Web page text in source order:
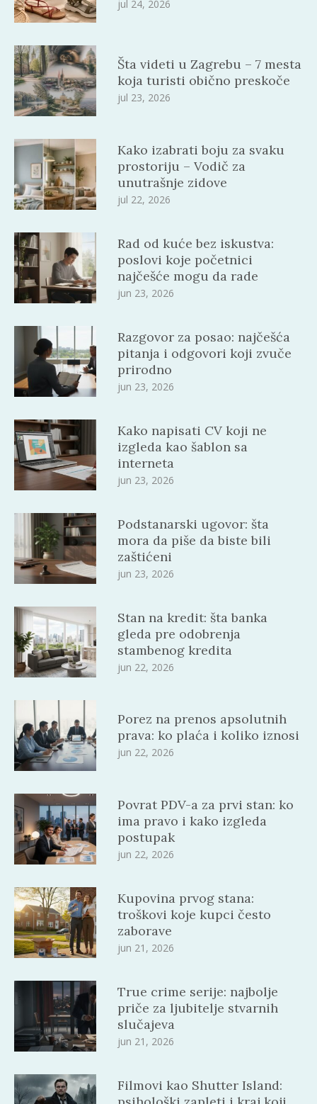
jul 24, 2026
Šta videti u Zagrebu – 7 mesta
koja turisti obično preskoče
jul 23, 2026
Kako izabrati boju za svaku
prostoriju – Vodič za
unutrašnje zidove
jul 22, 2026
Rad od kuće bez iskustva:
poslovi koje početnici
najčešće mogu da rade
jun 23, 2026
Razgovor za posao: najčešća
pitanja i odgovori koji zvuče
prirodno
jun 23, 2026
Kako napisati CV koji ne
izgleda kao šablon sa
interneta
jun 23, 2026
Podstanarski ugovor: šta
mora da piše da biste bili
zaštićeni
jun 23, 2026
Stan na kredit: šta banka
gleda pre odobrenja
stambenog kredita
jun 22, 2026
Porez na prenos apsolutnih
prava: ko plaća i koliko iznosi
jun 22, 2026
Povrat PDV-a za prvi stan: ko
ima pravo i kako izgleda
postupak
jun 22, 2026
Kupovina prvog stana:
troškovi koje kupci često
zaborave
jun 21, 2026
True crime serije: najbolje
priče za ljubitelje stvarnih
slučajeva
jun 21, 2026
Filmovi kao Shutter Island: